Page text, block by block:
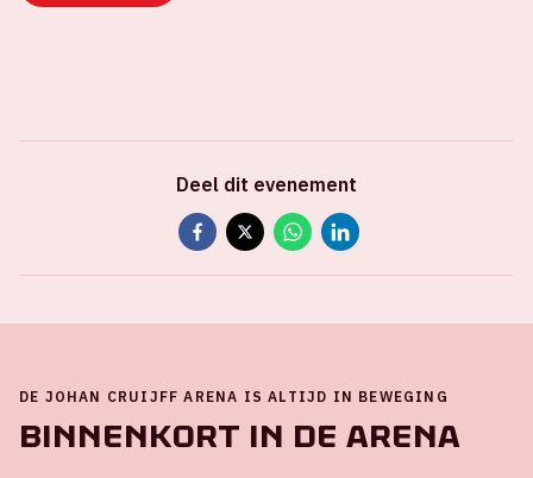
Deel dit evenement
DE JOHAN CRUIJFF ARENA IS ALTIJD IN BEWEGING
Binnenkort in de ArenA